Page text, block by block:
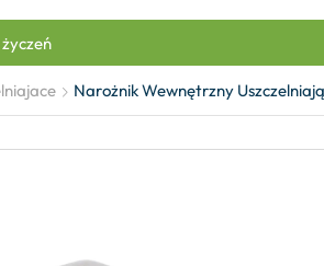
Narożnik Wewnętrzny